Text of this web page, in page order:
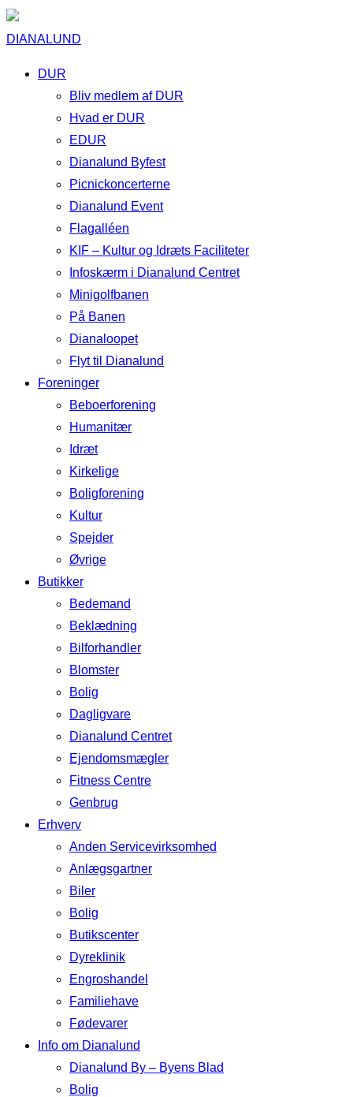
DIANALUND
DUR
Bliv medlem af DUR
Hvad er DUR
EDUR
Dianalund Byfest
Picnickoncerterne
Dianalund Event
Flagalléen
KIF – Kultur og Idræts Faciliteter
Infoskærm i Dianalund Centret
Minigolfbanen
På Banen
Dianaloopet
Flyt til Dianalund
Foreninger
Beboerforening
Humanitær
Idræt
Kirkelige
Boligforening
Kultur
Spejder
Øvrige
Butikker
Bedemand
Beklædning
Bilforhandler
Blomster
Bolig
Dagligvare
Dianalund Centret
Ejendomsmægler
Fitness Centre
Genbrug
Erhverv
Anden Servicevirksomhed
Anlægsgartner
Biler
Bolig
Butikscenter
Dyreklinik
Engroshandel
Familiehave
Fødevarer
Info om Dianalund
Dianalund By – Byens Blad
Bolig